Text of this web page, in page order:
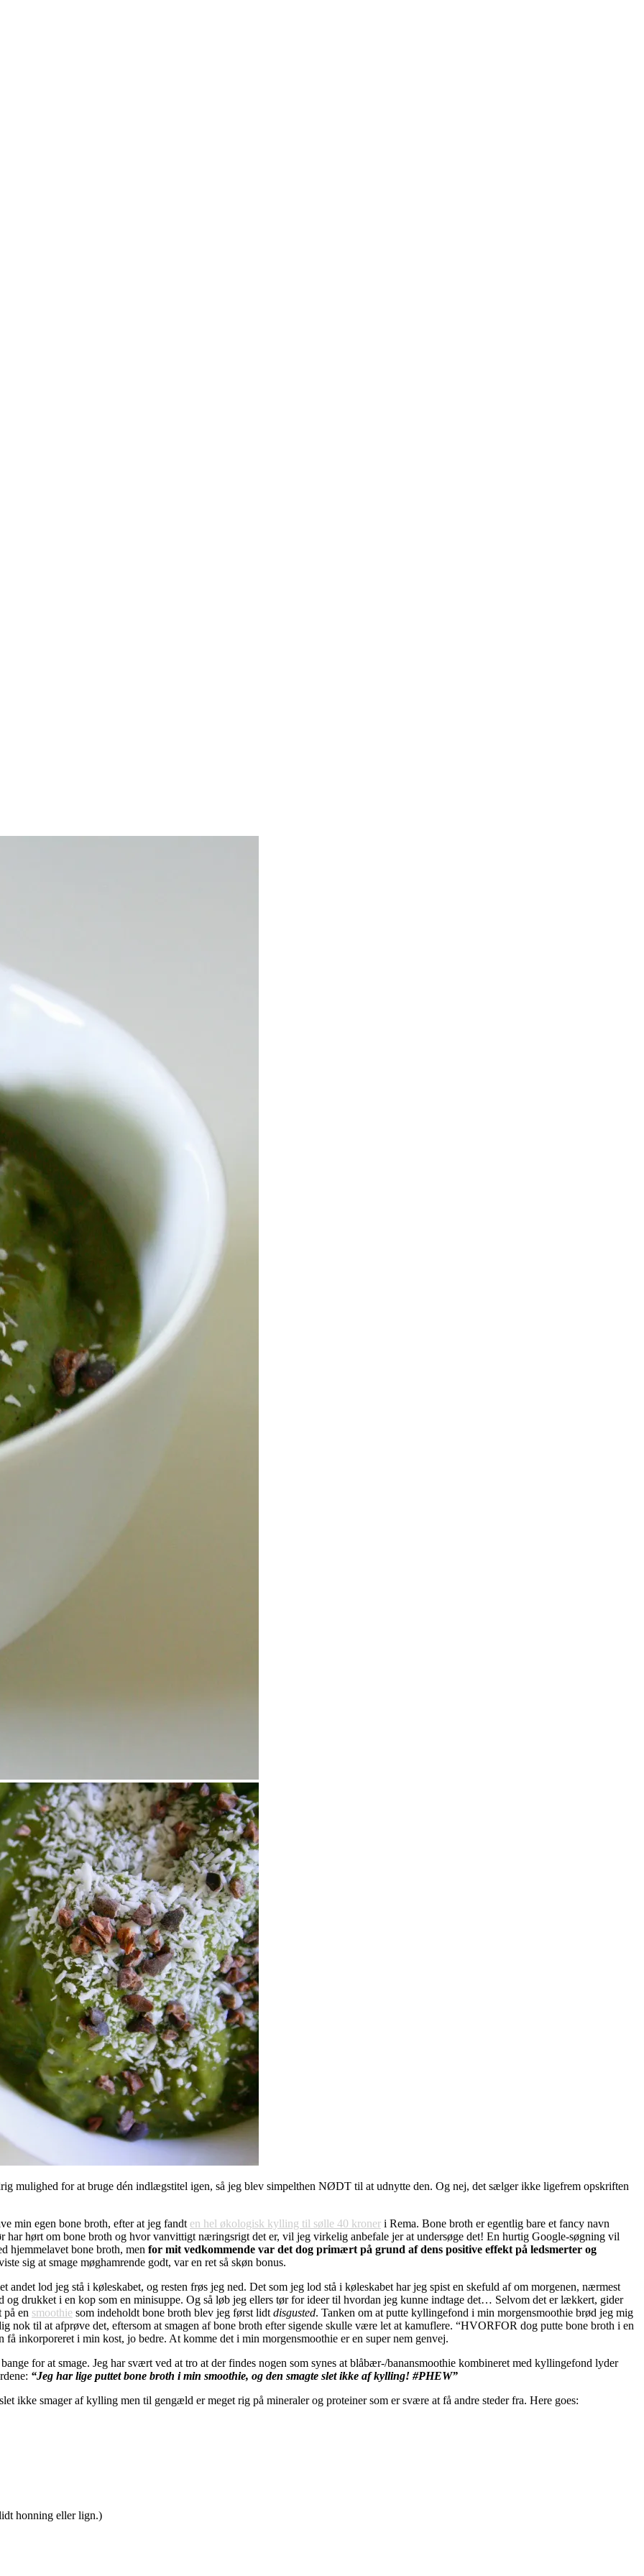
mulighed for at bruge dén indlægstitel igen, så jeg blev simpelthen NØDT til at udnytte den. Og nej, det sælger ikke ligefrem opskriften
min egen bone broth, efter at jeg fandt en hel økologisk kylling til sølle 40 kroner i Rema. Bone broth er egentlig bare et fancy navn
hørt om bone broth og hvor vanvittigt næringsrigt det er, vil jeg virkelig anbefale jer at undersøge det! En hurtig Google-søgning vil
hjemmelavet bone broth, men for mit vedkommende var det dog primært på grund af dens positive effekt på ledsmerter og
sig at smage møghamrende godt, var en ret så skøn bonus.
andet lod jeg stå i køleskabet, og resten frøs jeg ned. Det som jeg lod stå i køleskabet har jeg spist en skefuld af om morgenen, nærmest
og drukket i en kop som en minisuppe. Og så løb jeg ellers tør for ideer til hvordan jeg kunne indtage det… Selvom det er lækkert, gider
på en smoothie som indeholdt bone broth blev jeg først lidtdisgusted. Tanken om at putte kyllingefond i min morgensmoothie brød jeg mig
nok til at afprøve det, eftersom at smagen af bone broth efter sigende skulle være let at kamuflere. “HVORFOR dog putte bone broth i en
få inkorporeret i min kost, jo bedre. At komme det i min morgensmoothie er en super nem genvej.
for at smage. Jeg har svært ved at tro at der findes nogen som synes at blåbær-/banansmoothie kombineret med kyllingefond lyder
“Jeg har lige puttet bone broth i min smoothie, og den smagte slet ikke af kylling! #PHEW”
ikke smager af kylling men til gengæld er meget rig på mineraler og proteiner som er svære at få andre steder fra. Here goes:
honning eller lign.)